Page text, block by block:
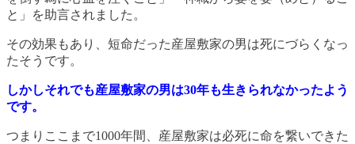
と」を助言されました。
その効果もあり、短命だった産屋敷家の男は死にづらくなっ
たそうです。
しかしそれでも産屋敷家の男は30年も生きられなかったよう
です。
つまりここまで1000年間、産屋敷家は必死に命を繋いできた